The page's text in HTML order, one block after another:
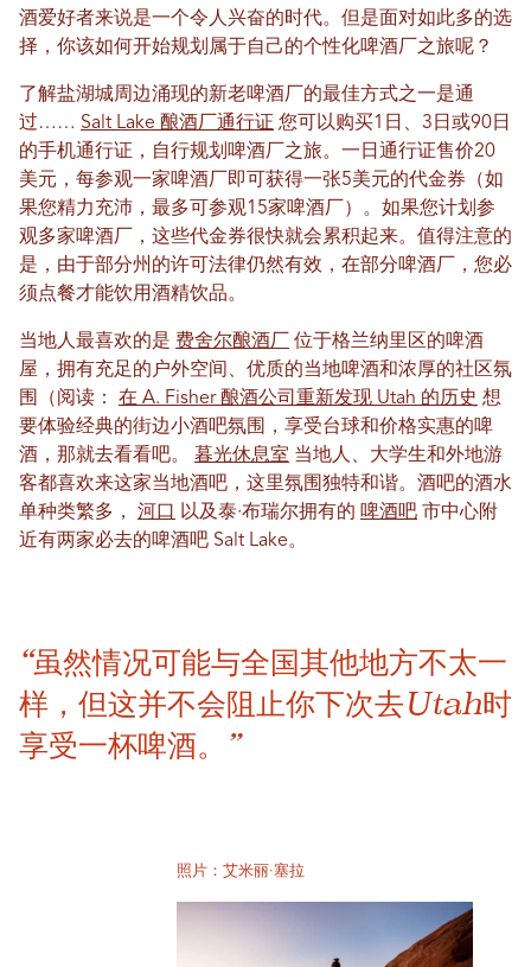
酒爱好者来说是一个令人兴奋的时代。但是面对如此多的选
择，你该如何开始规划属于自己的个性化啤酒厂之旅呢？
了解盐湖城周边涌现的新老啤酒厂的最佳方式之一是通
过…… Salt Lake 酿酒厂通行证 您可以购买1日、3日或90日
的手机通行证，自行规划啤酒厂之旅。一日通行证售价20
美元，每参观一家啤酒厂即可获得一张5美元的代金券（如
果您精力充沛，最多可参观15家啤酒厂）。如果您计划参
观多家啤酒厂，这些代金券很快就会累积起来。值得注意的
是，由于部分州的许可法律仍然有效，在部分啤酒厂，您必
须点餐才能饮用酒精饮品。
当地人最喜欢的是 费舍尔酿酒厂
位于格兰纳里区的啤酒
屋，拥有充足的户外空间、优质的当地啤酒和浓厚的社区氛
围（阅读： 在 A. Fisher 酿酒公司重新发现 Utah 的历史 想
要体验经典的街边小酒吧氛围，享受台球和价格实惠的啤
酒，那就去看看吧。 暮光休息室 当地人、大学生和外地游
客都喜欢来这家当地酒吧，这里氛围独特和谐。酒吧的酒水
单种类繁多， 河口 以及泰·布瑞尔拥有的 啤酒吧 市中心附
近有两家必去的啤酒吧 Salt Lake。
“虽然情况可能与全国其他地方不太一
样，但这并不会阻止你下次去Utah时
享受一杯啤酒。”
照片：艾米丽·塞拉